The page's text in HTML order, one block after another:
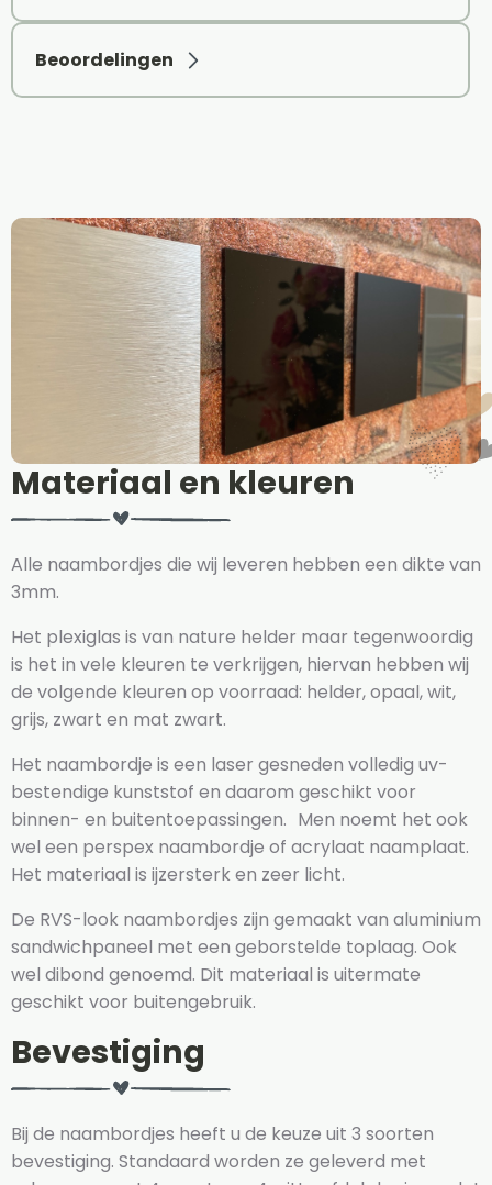
Beoordelingen
Materiaal en kleuren
Alle naambordjes die wij leveren hebben een dikte van
3mm.
Het plexiglas is van nature helder maar tegenwoordig
is het in vele kleuren te verkrijgen, hiervan hebben wij
de volgende kleuren op voorraad: helder, opaal, wit,
grijs, zwart en mat zwart.
Het naambordje is een laser gesneden volledig uv-
bestendige kunststof en daarom geschikt voor
binnen- en buitentoepassingen. Men noemt het ook
wel een perspex naambordje of acrylaat naamplaat.
Het materiaal is ijzersterk en zeer licht.
De RVS-look naambordjes zijn gemaakt van aluminium
sandwichpaneel met een geborstelde toplaag. Ook
wel dibond genoemd. Dit materiaal is uitermate
geschikt voor buitengebruik.
Bevestiging
Bij de naambordjes heeft u de keuze uit 3 soorten
bevestiging. Standaard worden ze geleverd met